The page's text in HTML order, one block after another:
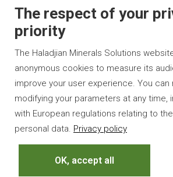
Haladjian Drilling Solutions
Haladjian Construction Solutions
Haladjian Rental Solutions
Haladjian Waste & Recycling
©Tous droits réservés |
|Plan du site
The respect of your
priority
The Haladjian Minerals Solutions
anonymous cookies to measure its
improve your user experience. You
modifying your parameters at any time,
with European regulations relating to
personal data. Privacy policy
OK, accept all